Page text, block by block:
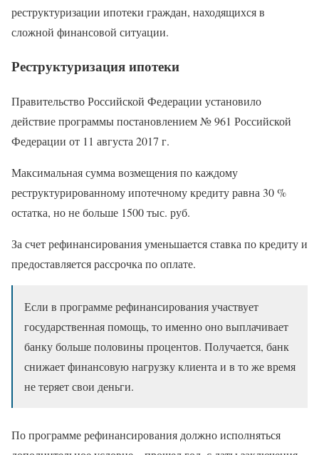
реструктуризации ипотеки граждан, находящихся в
сложной финансовой ситуации.
Реструктуризация ипотеки
Правительство Российской Федерации установило
действие программы постановлением № 961 Российской
Федерации от 11 августа 2017 г.
Максимальная сумма возмещения по каждому
реструктурированному ипотечному кредиту равна 30 %
остатка, но не больше 1500 тыс. руб.
За счет рефинансирования уменьшается ставка по кредиту и
предоставляется рассрочка по оплате.
Если в программе рефинансирования участвует
государственная помощь, то именно оно выплачивает
банку больше половины процентов. Получается, банк
снижает финансовую нагрузку клиента и в то же время
не теряет свои деньги.
По программе рефинансирования должно исполняться